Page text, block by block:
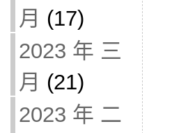
月 (17)
2023 年 三
月 (21)
2023 年 二